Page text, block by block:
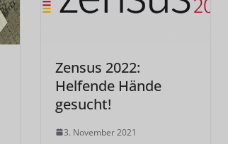
Zensus 2022:
Helfende Hände
gesucht!
3. November 2021